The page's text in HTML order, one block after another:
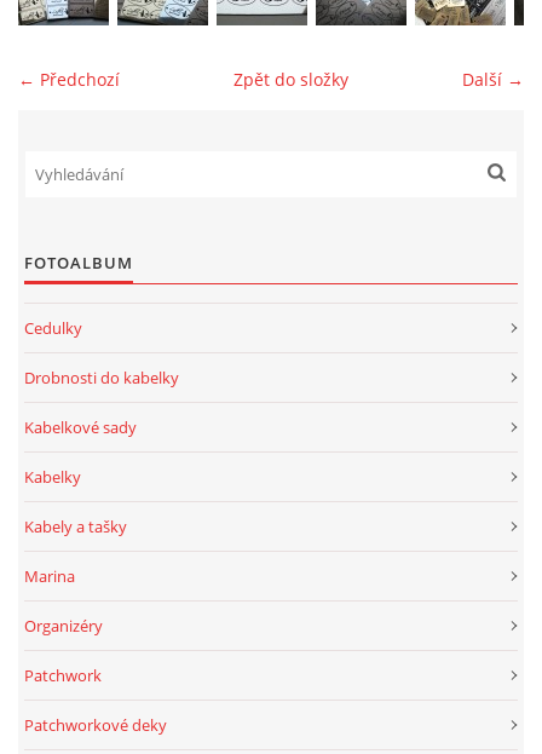
← Předchozí Další →
Zpět do složky
FOTOALBUM
Cedulky
Drobnosti do kabelky
Kabelkové sady
Kabelky
Kabely a tašky
Marina
Organizéry
Patchwork
Patchworkové deky